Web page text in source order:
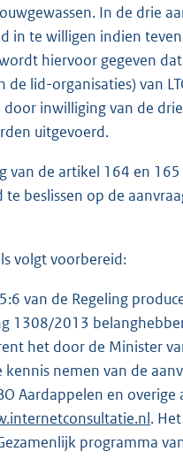
In de drie
in te willigen indien
hiervoor gegeven
lid-organisaties) van
inwilliging van de
uitgevoerd.
van de artikel 164 en
beslissen op de
volgt voorbereid:
van de Regeling
1308/2013
het door de Minister
nemen van de
Aardappelen en
.
programma